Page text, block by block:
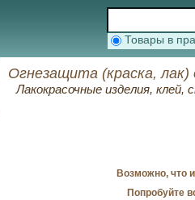
Товары в
Огнезащита (краска,
Лакокрасочные изделия,
Возможно, что
Попробуйте